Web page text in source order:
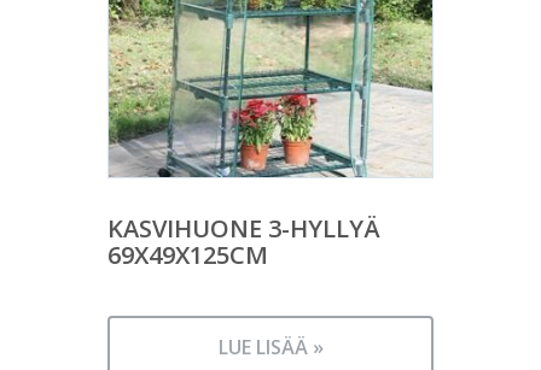
KASVIHUONE 3-HYLLYÄ
69X49X125CM
LUE LISÄÄ »